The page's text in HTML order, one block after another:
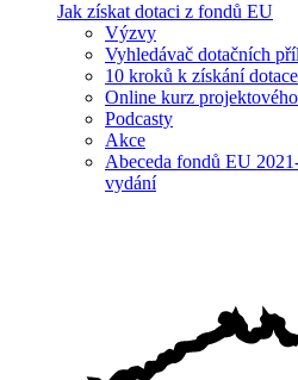
Jak získat dotaci z fondů EU
Výzvy
Vyhledávač dotačních
10 kroků k získání dotace
Online kurz
Podcasty
Akce
Abeceda fondů EU
vydání